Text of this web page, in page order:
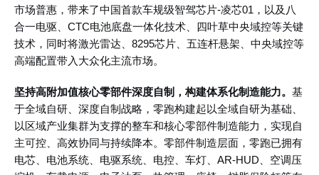
市场普惠，带来了中国首款车规级智驾芯片-凌芯01，以及八
合一电驱、CTC电池底盘一体化技术、四叶草中央域控等关键
技术，同时将激光雷达、8295芯片、五连杆悬架、中央域控等
高端配置带入大众化主流市场。
坚持高附加值核心零部件深度自制，构建体系化制造能力。 基
于全域自研、深度自制战略，零跑构建起以全域自研为基础、
以区域产业集群为支撑的整车和核心零部件制造能力，实现自
主可控、高效协同与持续降本。零部件制造层面，零跑已拥有
电芯、电池系统、电驱系统、电控、车灯、 AR-HUD、空调压